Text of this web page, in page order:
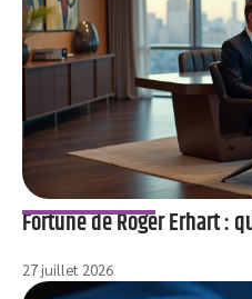
Fortune de Roger Erhart :
27 juillet 2026